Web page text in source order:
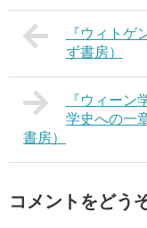
『ウィトゲ
ず書房）
『ウィー
学史への一
書房）
コメントをどう